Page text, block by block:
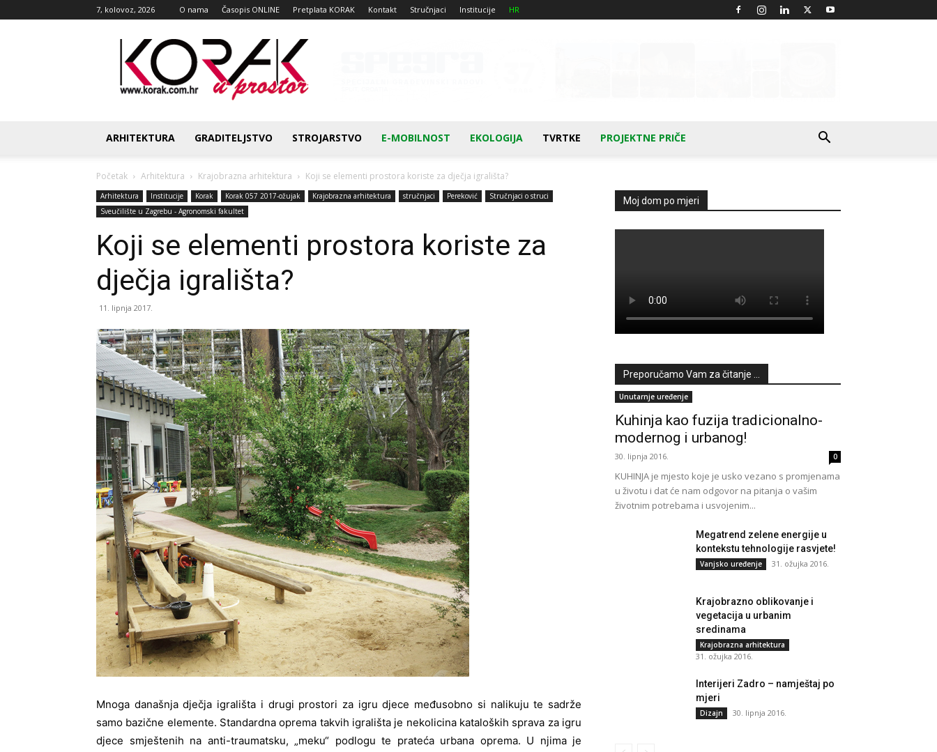
7, kolovoz, 2026 O nama Časopis ONLINE Pretplata KORAK Kontakt Stručnjaci Institucije HR
Korak
u
prostor
ARHITEKTURA GRADITELJSTVO STROJARSTVO E-MOBILNOST EKOLOGIJA TVRTKE PROJEKTNE PRIČE
Početak Arhitektura Krajobrazna arhitektura Koji se elementi prostora koriste za dječja igrališta?
Arhitektura Institucije Korak Korak 057 2017-ožujak Krajobrazna arhitektura stručnjaci Pereković
Stručnjaci o struci
Sveučilište u Zagrebu - Agronomski fakultet
Koji se elementi prostora koriste za
dječja igrališta?
11. lipnja 2017.
Mnoga današnja dječja igrališta i drugi prostori za igru djece međusobno si nalikuju te sadrže
samo bazične elemente. Standardna oprema takvih igrališta je nekolicina kataloških sprava za igru
djece smještenih na anti-traumatsku, „meku“ podlogu te prateća urbana oprema. U njima je
Moj dom po mjeri
Preporučamo Vam za čitanje ...
Unutarnje uređenje
Kuhinja kao fuzija tradicionalno-
modernog i urbanog!
30. lipnja 2016. 0
KUHINJA je mjesto koje je usko vezano s promjenama
u životu i dat će nam odgovor na pitanja o vašim
životnim potrebama i usvojenim...
Megatrend zelene energije u
kontekstu tehnologije rasvjete!
Vanjsko uređenje 31. ožujka 2016.
Krajobrazno oblikovanje i
vegetacija u urbanim
sredinama
Krajobrazna arhitektura
31. ožujka 2016.
Interijeri Zadro – namještaj po
mjeri
Dizajn 30. lipnja 2016.